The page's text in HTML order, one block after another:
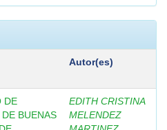
Autor(es)
DE
BUENAS
EDITH CRISTINA
MELENDEZ